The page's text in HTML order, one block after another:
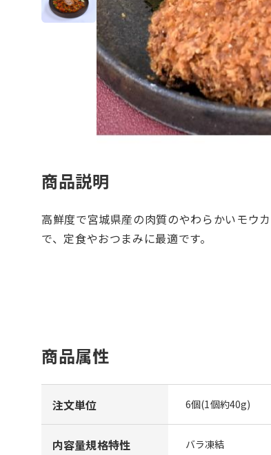
商品説明
高鮮度で宮城県産の肉質のやわらかいモウ
で、定食やおつまみに最適です。
商品属性
注文単位 6個(1個約40g)
内容量規格特性 バラ凍結